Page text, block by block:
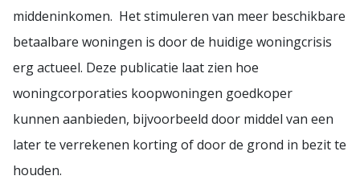
middeninkomen. Het stimuleren van meer beschikbare
betaalbare woningen is door de huidige woningcrisis
erg actueel. Deze publicatie laat zien hoe
woningcorporaties koopwoningen goedkoper
kunnen aanbieden, bijvoorbeeld door middel van een
later te verrekenen korting of door de grond in bezit te
houden.